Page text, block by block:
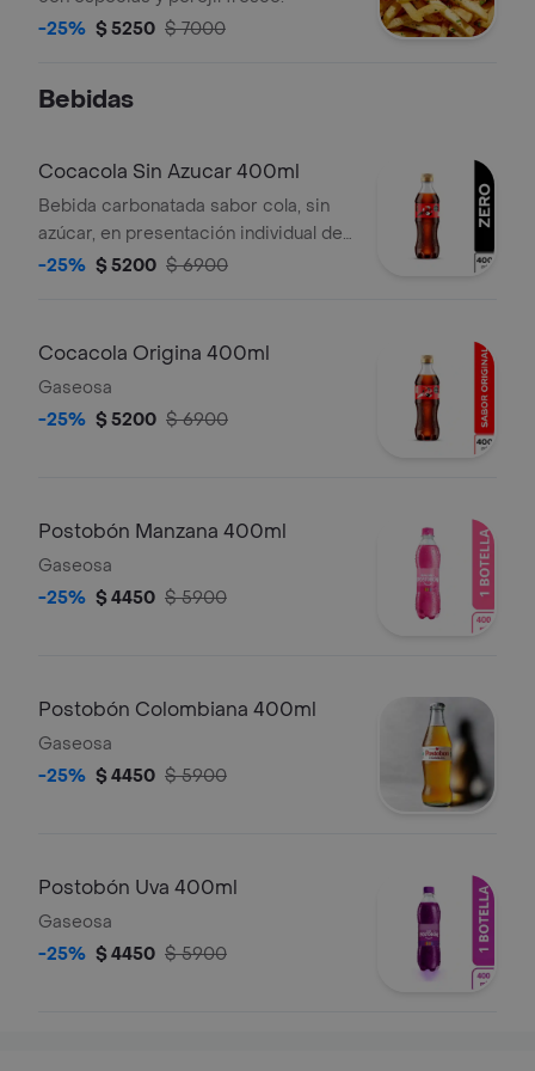
-25% $ 5250 $ 7000
Bebidas
Cocacola Sin Azucar 400ml
Bebida carbonatada sabor cola, sin
azúcar, en presentación individual de
400 mililitros.
-25% $ 5200 $ 6900
Cocacola Origina 400ml
Gaseosa
-25% $ 5200 $ 6900
Postobón Manzana 400ml
Gaseosa
-25% $ 4450 $ 5900
Postobón Colombiana 400ml
Gaseosa
-25% $ 4450 $ 5900
Postobón Uva 400ml
Gaseosa
-25% $ 4450 $ 5900